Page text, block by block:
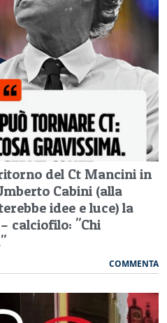
del Ct Mancini in
Cabini (alla
idee e luce) la
calciofilo: "Chi
COMMENTA